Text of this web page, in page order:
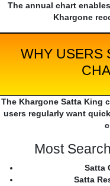
The annual chart
Khargone
WHY USERS
The Khargone Satta King
users regularly want
Most
Satta
Satta